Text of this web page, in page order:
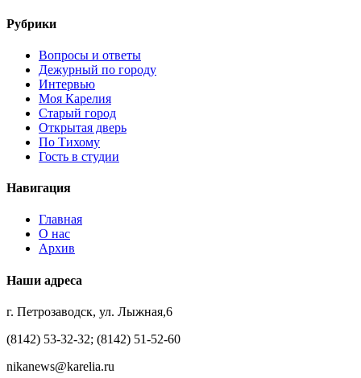
Рубрики
Вопросы и ответы
Дежурный по городу
Интервью
Моя Карелия
Старый город
Открытая дверь
По Тихому
Гость в студии
Навигация
Главная
О нас
Архив
Наши адреса
г. Петрозаводск, ул. Лыжная,6
(8142) 53-32-32; (8142) 51-52-60
nikanews@karelia.ru